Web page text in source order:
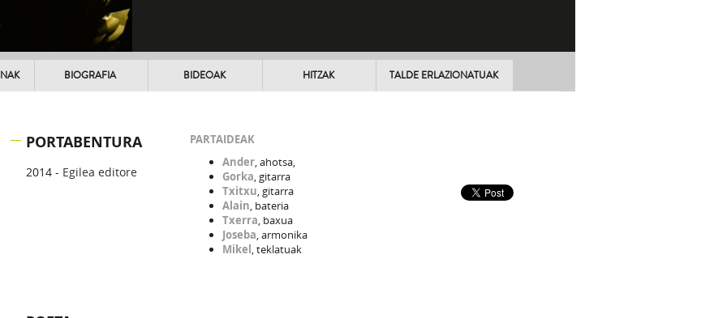
BIOGRAFIA BIDEOAK HITZAK TALDE ERLAZIONATUAK
PORTABENTURA
2014 - Egilea editore
PARTAIDEAK
Ander, ahotsa,
Gorka, gitarra
Txitxu, gitarra
Alain, bateria
Txerra, baxua
Joseba, armonika
Mikel, teklatuak